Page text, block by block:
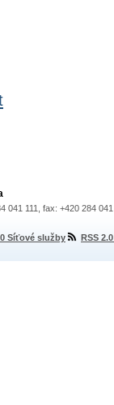
041 111, fax: +420 284
Síťové služby RSS